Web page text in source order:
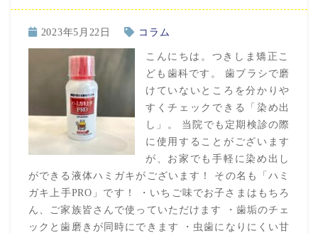
2023年5月22日 コラム
こんにちは。つきしま矯正こ
ども歯科です。 歯ブラシで磨
けていないところを分かりや
すくチェックできる「染め出
し」。 当院でも定期検診の際
に使用することがございます
が、お家でも手軽に染め出し
ができる液体ハミガキがございます！ その名も「ハミ
ガキ上手PRO」です！ ・いちご味でお子さまはもちろ
ん、ご家族皆さんで使っていただけます ・歯垢のチェ
ックと歯磨きが同時にできます ・虫歯になりにくい甘